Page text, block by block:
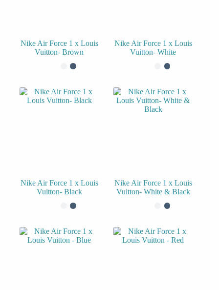
Nike Air Force 1 x Louis
Vuitton- Brown
Nike Air Force 1 x Louis
Vuitton- White
Nike Air Force 1 x Louis
Vuitton- Black
Nike Air Force 1 x Louis
Vuitton- White & Black